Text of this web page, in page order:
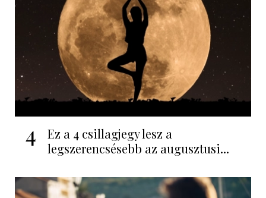
4
Ez a 4 csillagjegy lesz a
legszerencsésebb az augusztusi...